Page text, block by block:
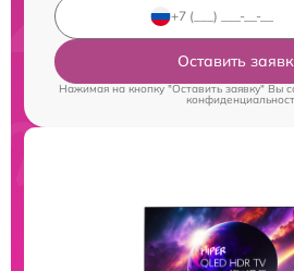
Оставить
Нажимая на кнопку "Оставить заявку" Вы